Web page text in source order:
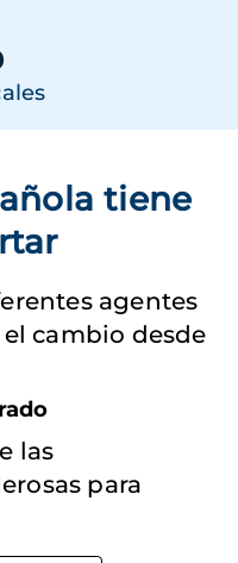
tiene
agentes
cambio desde
las
para